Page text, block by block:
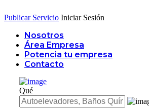
Publicar Servicio Iniciar Sesión
Nosotros
Área Empresa
Potencia tu empresa
Contacto
Qué